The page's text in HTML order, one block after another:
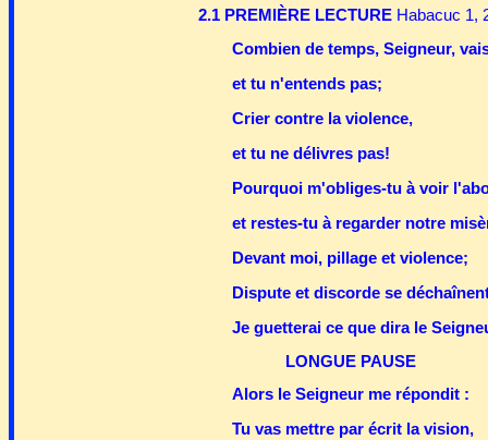
2.1 PREMIÈRE LECTURE Habacuc 1,
Combien de temps, Seigneur,
et tu n'entends pas;
Crier contre la violence,
et tu ne délivres pas!
Pourquoi m'obliges-tu à voir
et restes-tu à regarder notre
Devant moi, pillage et violence;
Dispute et discorde se
Je guetterai ce que dira le
LONGUE PAUSE
Alors le Seigneur me répondit :
Tu vas mettre par écrit la vision,